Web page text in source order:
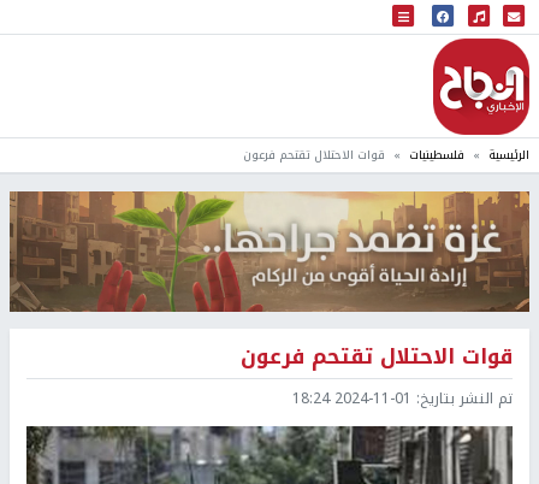
البث المباشر
إذاعة النجاح
الرئيسية فلسطينيات قوات الاحتلال تقتحم فرعون
قوات الاحتلال تقتحم فرعون
تم النشر بتاريخ: 2024-11-01 18:24